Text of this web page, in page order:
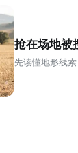
抢在场地被
先读懂地形线